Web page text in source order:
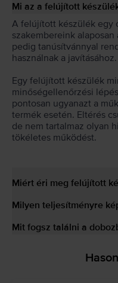
Mi az a felújított
A felújított készülék egy
szakembereink
pedig tanúsítvánnyal
használnak a javításához.
Egy felújított készülék
minőségellenőrzési
pontosan ugyanazt a
termék esetén. Eltérés
de nem tartalmaz olyan
tökéletes működést.
Miért éri meg felújított
Milyen teljesítményre
Mit fogsz találni a